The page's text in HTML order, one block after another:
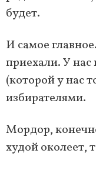
будет.
И самое
приехали. У
(которой у нас
избирателями.
Мордор,
худой околеет,